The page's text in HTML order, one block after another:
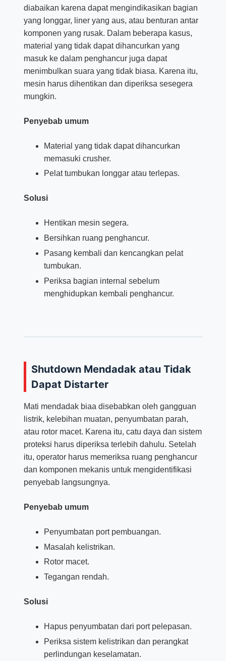
diabaikan karena dapat mengindikasikan bagian
yang longgar, liner yang aus, atau benturan antar
komponen yang rusak. Dalam beberapa kasus,
material yang tidak dapat dihancurkan yang
masuk ke dalam penghancur juga dapat
menimbulkan suara yang tidak biasa. Karena itu,
mesin harus dihentikan dan diperiksa sesegera
mungkin.
Penyebab umum
Material yang tidak dapat dihancurkan
memasuki crusher.
Pelat tumbukan longgar atau terlepas.
Solusi
Hentikan mesin segera.
Bersihkan ruang penghancur.
Pasang kembali dan kencangkan pelat
tumbukan.
Periksa bagian internal sebelum
menghidupkan kembali penghancur.
Shutdown Mendadak atau Tidak
Dapat Distarter
Mati mendadak biaa disebabkan oleh gangguan
listrik, kelebihan muatan, penyumbatan parah,
atau rotor macet. Karena itu, catu daya dan sistem
proteksi harus diperiksa terlebih dahulu. Setelah
itu, operator harus memeriksa ruang penghancur
dan komponen mekanis untuk mengidentifikasi
penyebab langsungnya.
Penyebab umum
Penyumbatan port pembuangan.
Masalah kelistrikan.
Rotor macet.
Tegangan rendah.
Solusi
Hapus penyumbatan dari port pelepasan.
Periksa sistem kelistrikan dan perangkat
perlindungan keselamatan.